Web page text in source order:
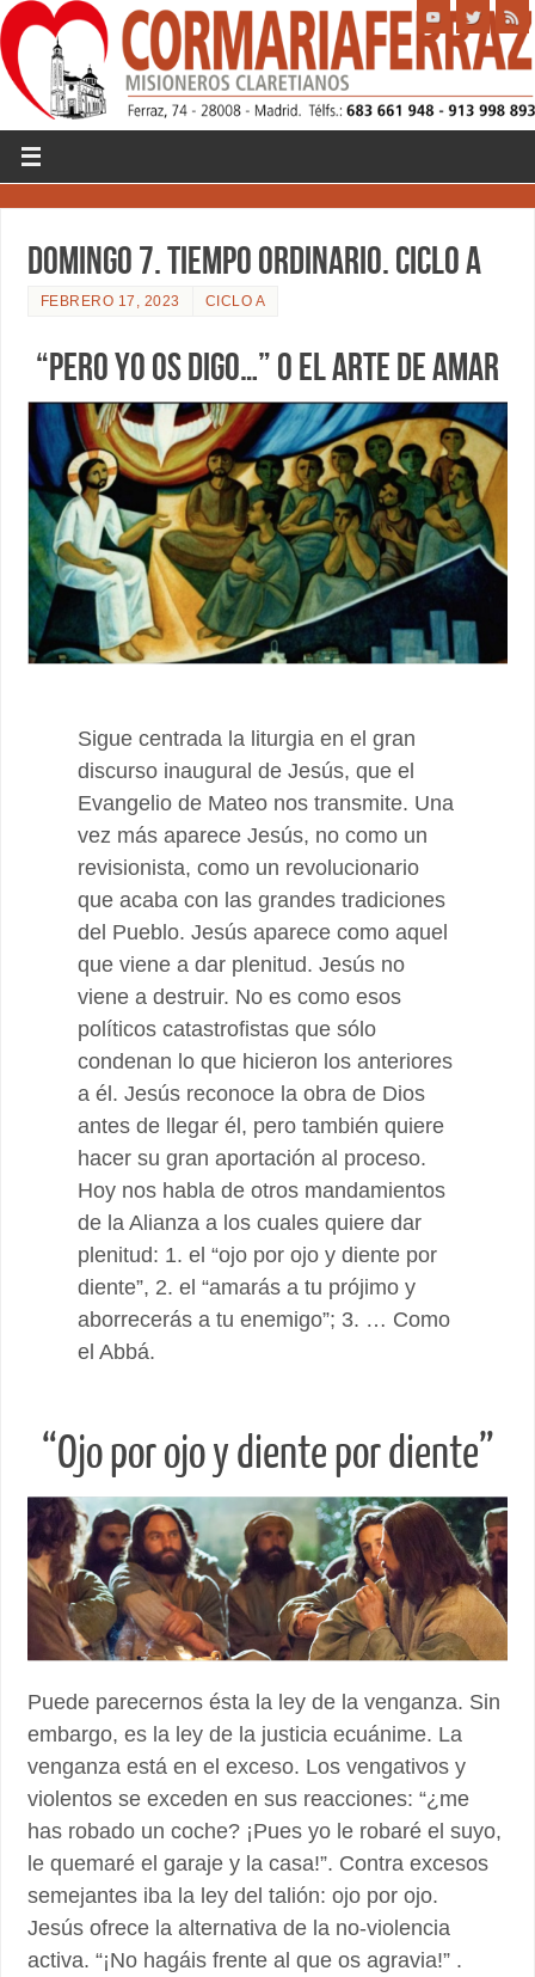
DOMINGO 7. TIEMPO ORDINARIO. CICLO A
FEBRERO 17, 2023 CICLO A
“PERO YO OS DIGO…” O EL ARTE DE AMAR
Sigue centrada la liturgia en el gran
discurso inaugural de Jesús, que el
Evangelio de Mateo nos transmite. Una
vez más aparece Jesús, no como un
revisionista, como un revolucionario
que acaba con las grandes tradiciones
del Pueblo. Jesús aparece como aquel
que viene a dar plenitud. Jesús no
viene a destruir. No es como esos
políticos catastrofistas que sólo
condenan lo que hicieron los anteriores
a él. Jesús reconoce la obra de Dios
antes de llegar él, pero también quiere
hacer su gran aportación al proceso.
Hoy nos habla de otros mandamientos
de la Alianza a los cuales quiere dar
plenitud: 1. el “ojo por ojo y diente por
diente”, 2. el “amarás a tu prójimo y
aborrecerás a tu enemigo”; 3. … Como
el Abbá.
“Ojo por ojo y diente por diente”
Puede parecernos ésta la ley de la venganza. Sin
embargo, es la ley de la justicia ecuánime. La
venganza está en el exceso. Los vengativos y
violentos se exceden en sus reacciones: “¿me
has robado un coche? ¡Pues yo le robaré el suyo,
le quemaré el garaje y la casa!”. Contra excesos
semejantes iba la ley del talión: ojo por ojo.
Jesús ofrece la alternativa de la no-violencia
activa. “¡No hagáis frente al que os agravia!” .